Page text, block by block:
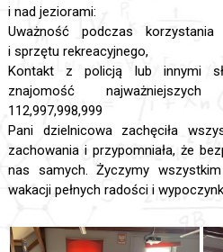
i nad jeziorami:
Uważność podczas
i sprzętu rekreacyjnego,
Kontakt z policją lub innymi
znajomość
112,997,998,999
Pani dzielnicowa zachęciła
zachowania i przypomniała, że
nas samych. Życzymy wszystkim
wakacji pełnych radości i